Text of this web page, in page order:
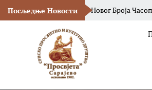
Посљедње Новости
Промоција Новог Броја Часописа